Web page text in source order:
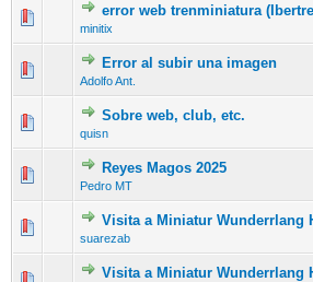
error web trenminiatura
minitix
Error al subir una imagen
Adolfo Ant.
Sobre web, club, etc.
quisn
Reyes Magos 2025
Pedro MT
Visita a Miniatur Wunderrlang
suarezab
Visita a Miniatur Wunderrlang